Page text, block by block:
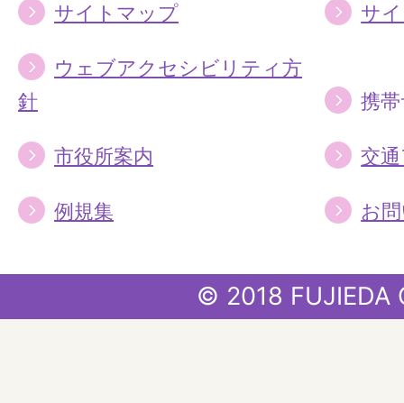
サイトマップ サ
ウェブアクセシビリティ方
針
携
市役所案内 交
例規集 お
© 2018 FUJIEDA